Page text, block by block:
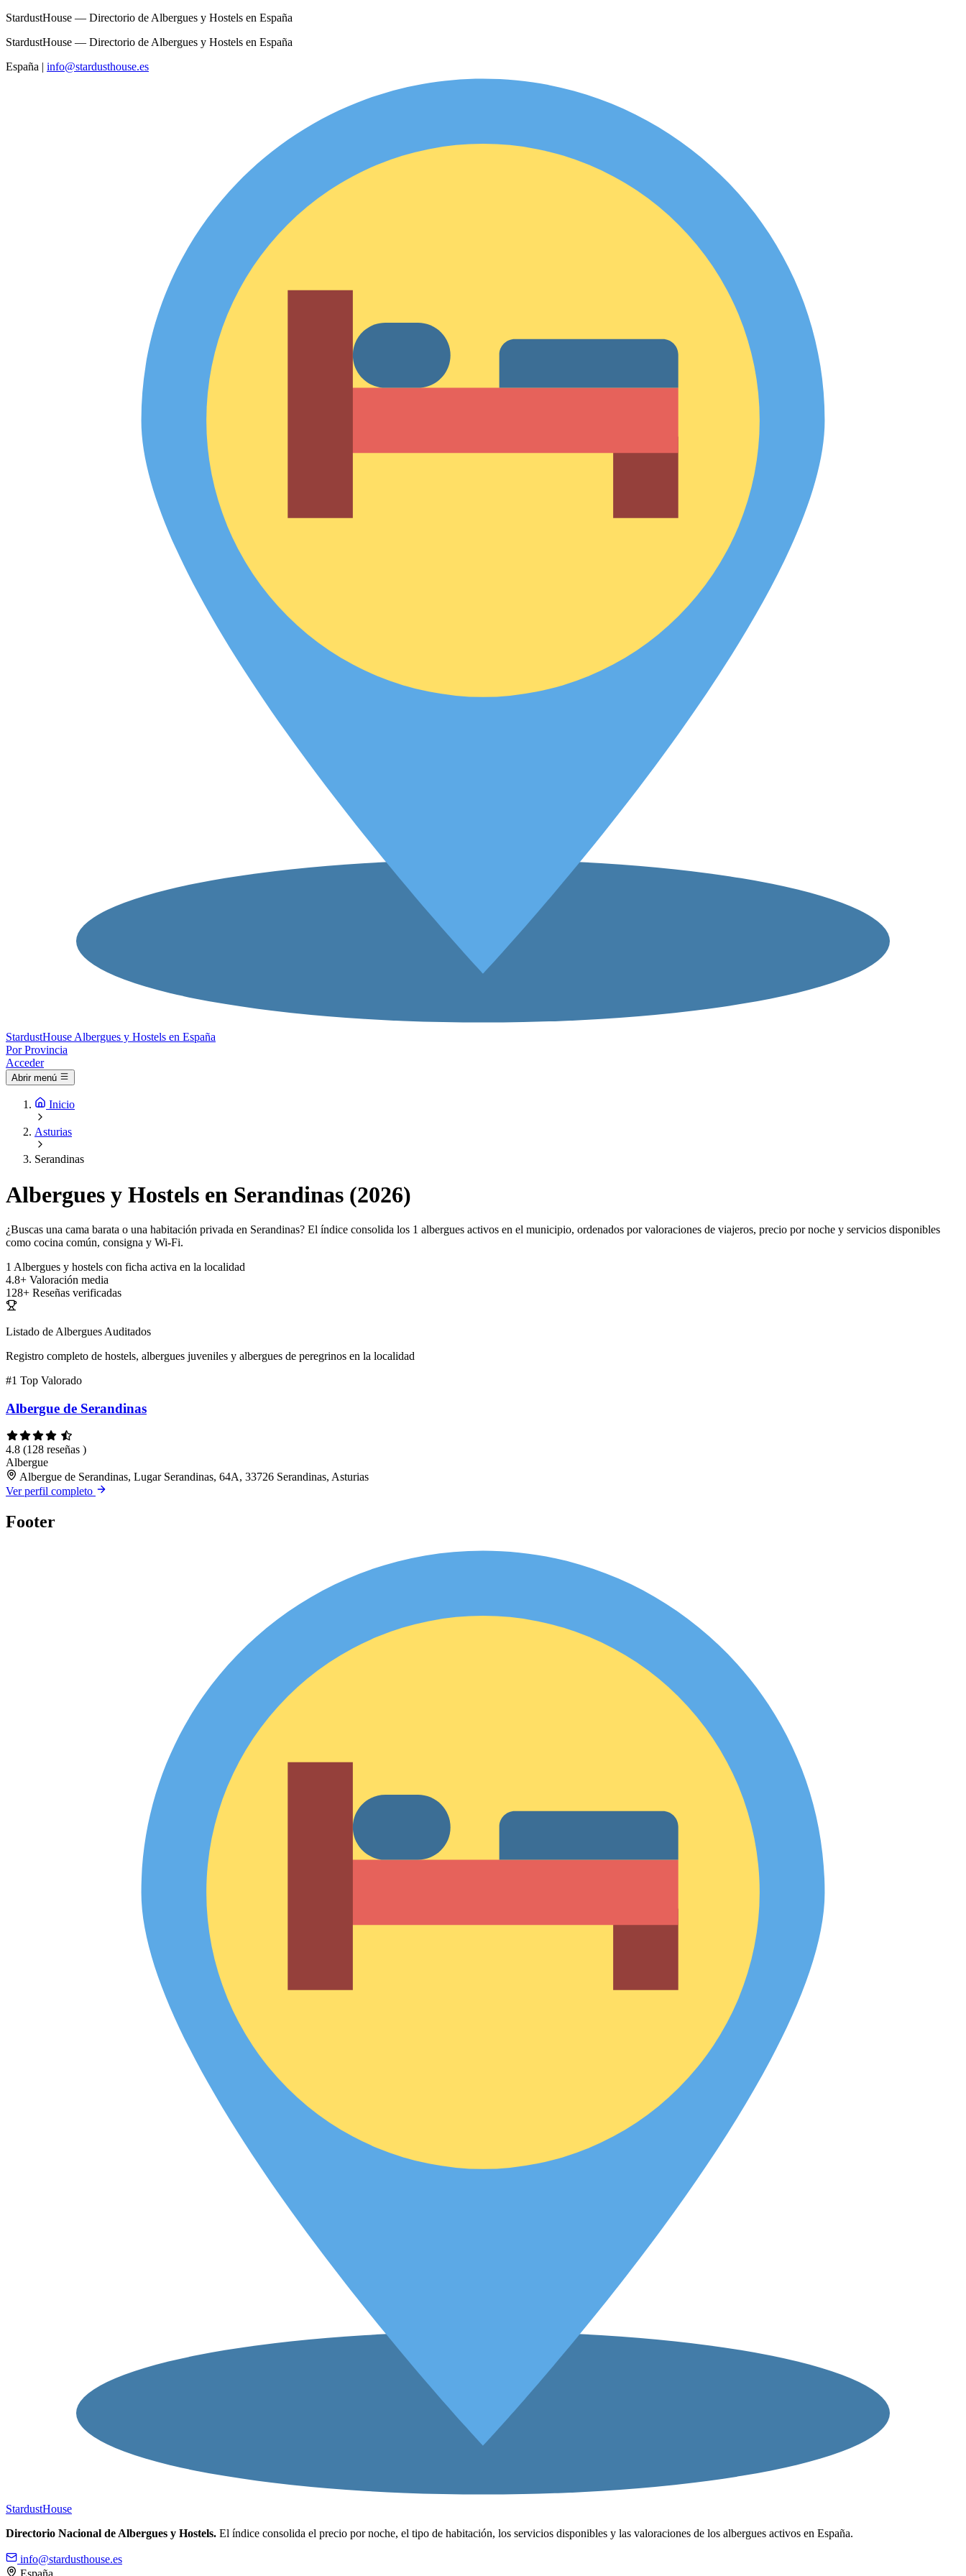
StardustHouse — Directorio de Albergues y Hostels en España
StardustHouse — Directorio de Albergues y Hostels en España
España | info@stardusthouse.es
StardustHouse Albergues y Hostels en España
Por Provincia
Acceder
Abrir menú
Inicio
Asturias
Serandinas
Albergues y Hostels en Serandinas (2026)
¿Buscas una cama barata o una habitación privada en Serandinas? El índice consolida los 1 albergues activos en el municipio, ordenados por valoraciones de viajeros, precio por noche y servicios disponibles
como cocina común, consigna y Wi-Fi.
1 Albergues y hostels con ficha activa en la localidad
4.8+ Valoración media
128+ Reseñas verificadas
Listado de Albergues Auditados
Registro completo de hostels, albergues juveniles y albergues de peregrinos en la localidad
#1 Top Valorado
Albergue de Serandinas
4.8 (128 reseñas )
Albergue
Albergue de Serandinas, Lugar Serandinas, 64A, 33726 Serandinas, Asturias
Ver perfil completo
Footer
StardustHouse
Directorio Nacional de Albergues y Hostels. El índice consolida el precio por noche, el tipo de habitación, los servicios disponibles y las valoraciones de los albergues activos en España.
info@stardusthouse.es